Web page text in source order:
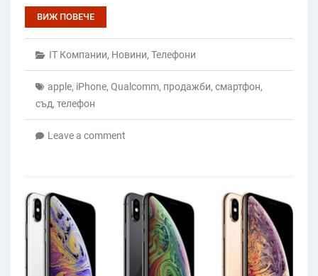
ВИЖ ПОВЕЧЕ
IT Компании, Новини, Телефони
apple, iPhone, Qualcomm, продажби, смартфон,
съд, телефон
Leave a comment